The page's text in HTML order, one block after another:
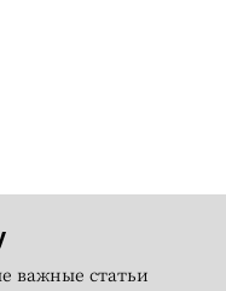
важные статьи